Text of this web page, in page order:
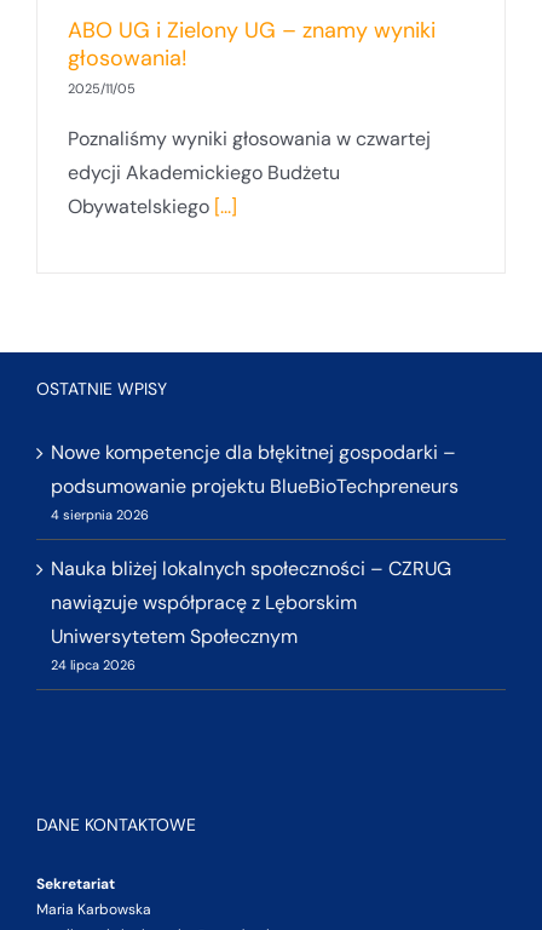
ABO UG i Zielony UG – znamy wyniki
głosowania!
2025/11/05
Poznaliśmy wyniki głosowania w czwartej
edycji Akademickiego Budżetu
Obywatelskiego [...]
OSTATNIE WPISY
Nowe kompetencje dla błękitnej gospodarki –
podsumowanie projektu BlueBioTechpreneurs
4 sierpnia 2026
Nauka bliżej lokalnych społeczności – CZRUG
nawiązuje współpracę z Lęborskim
Uniwersytetem Społecznym
24 lipca 2026
DANE KONTAKTOWE
Sekretariat
Maria Karbowska